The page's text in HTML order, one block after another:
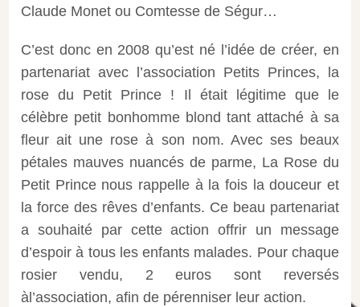
Claude Monet ou Comtesse de Ségur…
C’est donc en 2008 qu’est né l’idée de créer, en
partenariat avec l’association Petits Princes, la
rose du Petit Prince ! Il était légitime que le
célèbre petit bonhomme blond tant attaché à sa
fleur ait une rose à son nom. Avec ses beaux
pétales mauves nuancés de parme, La Rose du
Petit Prince nous rappelle à la fois la douceur et
la force des rêves d’enfants. Ce beau partenariat
a souhaité par cette action offrir un message
d’espoir à tous les enfants malades. Pour chaque
rosier vendu, 2 euros sont reversés
àl’association, afin de pérenniser leur action.